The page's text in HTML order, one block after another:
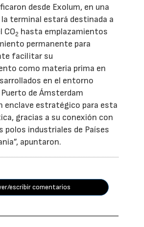
desde Exolum, en una
terminal estará destinada a
CO2 hasta emplazamientos
permanente para
facilitar su
como materia prima en
en el entorno
de Ámsterdam
enclave estratégico para esta
gracias a su conexión con
polos industriales de Países
apuntaron.
escribir comentarios